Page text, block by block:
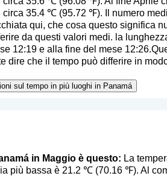
circa 35.4 ℃ (95.72 ℉). Il numero
qui, che cosa questo significa
da questi valori medi. la
12:19 e alla fine del mese
dire che il tempo può differire in
sul tempo in più luoghi in Panamá
in Maggio è questo: La
più bassa è 21.2 ℃ (70.16 ℉). Al